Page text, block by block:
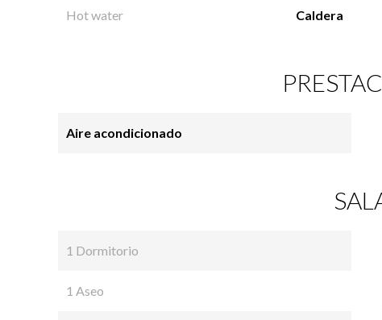
Hot water Caldera
Aire acondicionado
1 Dormitorio
1 Aseo